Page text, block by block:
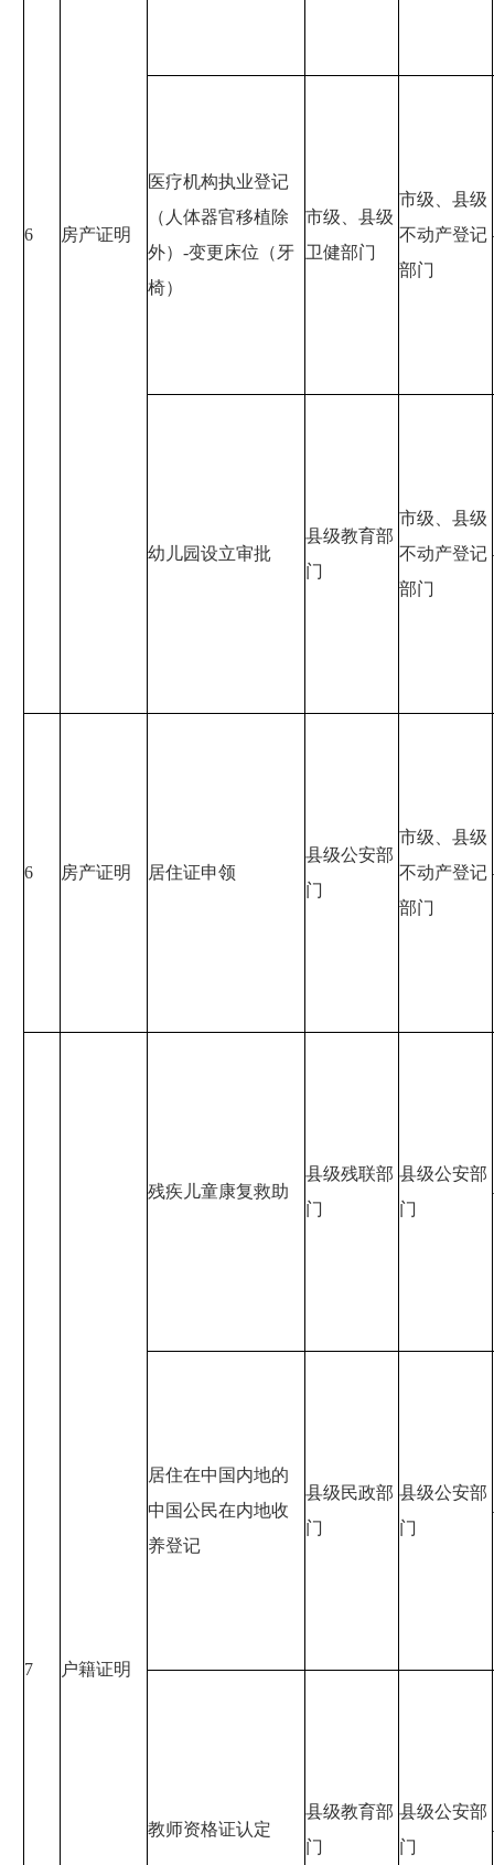
6 房产证明
医疗机构执业登记
（人体器官移植除
外）-变更床位（牙
椅）
市级、县级
卫健部门
市级、县级
不动产登记
部门
幼儿园设立审批
县级教育部
门
市级、县级
不动产登记
部门
6 房产证明 居住证申领
县级公安部
门
市级、县级
不动产登记
部门
7 户籍证明
残疾儿童康复救助
县级残联部
门
县级公安部
门
居住在中国内地的
中国公民在内地收
养登记
县级民政部
门
县级公安部
门
教师资格证认定
县级教育部
门
县级公安部
门